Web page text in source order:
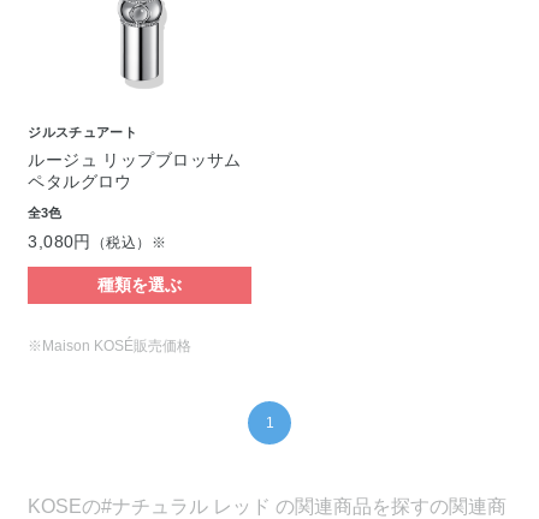
ジルスチュアート
ルージュ リップブロッサム
ペタルグロウ
全3色
3,080円 （税込）※
種類を選ぶ
※Maison KOSÉ販売価格
1
KOSEの#ナチュラル レッド の関連商品を探すの関連商